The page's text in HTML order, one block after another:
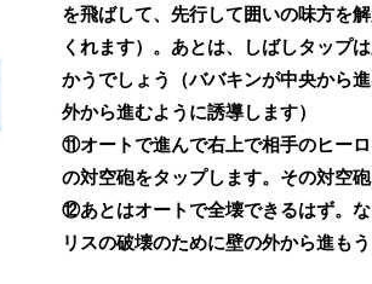
を飛ばして、先行して囲いの味方を
くれます）。あとは、しばしタップ
かうでしょう（ババキンが中央から
外から進むように誘導します）
⑪オートで進んで右上で相手のヒー
の対空砲をタップします。その対空
⑫あとはオートで全壊できるはず。
リスの破壊のために壁の外から進も